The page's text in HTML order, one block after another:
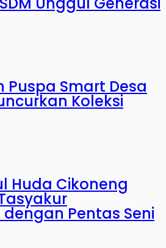
Smart Desa
Koleksi
Huda Cikoneng
Pentas Seni